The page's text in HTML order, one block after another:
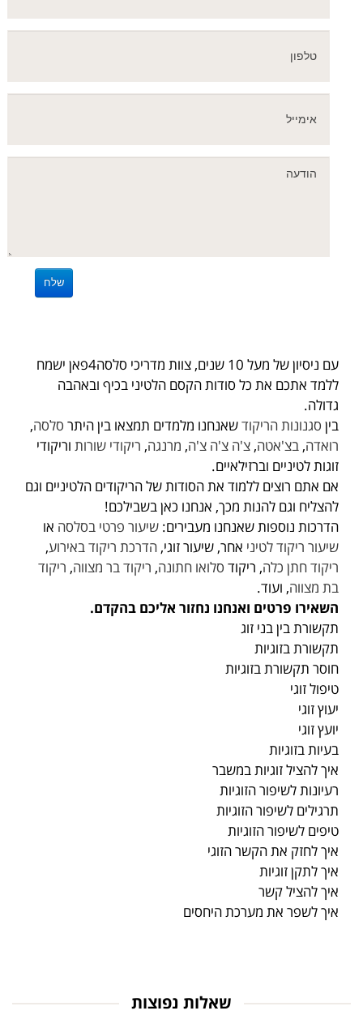
עם ניסיון של מעל 10 שנים, צוות מדריכי סלסה4פאן ישמח
ללמד אתכם את כל סודות הקסם הלטיני בכיף ובאהבה
גדולה.
בין סגנונות הריקודשאנחנו מלמדים תמצאו בין היתר סלסה,
רואדה, בצ'אטה, צ'ה צ'ה צ'ה, מרנגה, ריקודי שורותוריקודי
זוגות לטיניים וברזילאיים.
אם אתם רוצים ללמוד את הסודות של הריקודים הלטיניים וגם
להצליח וגם להנות מכך, אנחנו כאן בשבילכם!
הדרכות נוספות שאנחנו מעבירים: שיעור פרטי בסלסה או
שיעור ריקוד לטיני אחר, שיעור זוגי, הדרכת ריקוד באירוע,
ריקוד חתן כלה, ריקוד סלואו חתונה, ריקוד בר מצווה, ריקוד
בת מצווה, ועוד.
השאירו פרטים ואנחנו נחזור אליכם בהקדם.
תקשורת בין בני זוג
תקשורת בזוגיות
חוסר תקשורת בזוגיות
טיפול זוגי
יעוץ זוגי
יועץ זוגי
בעיות בזוגיות
איך להציל זוגיות במשבר
רעיונות לשיפור הזוגיות
תרגילים לשיפור הזוגיות
טיפים לשיפור הזוגיות
איך לחזק את הקשר הזוגי
איך לתקן זוגיות
איך להציל קשר
איך לשפר את מערכת היחסים
שאלות נפוצות